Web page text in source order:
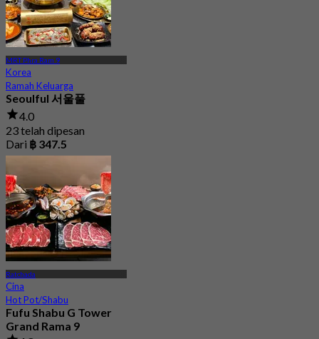
MRT Phra Ram 9
Korea
Ramah Keluarga
Seoulful 서울풀
4.0
23 telah dipesan
Dari ฿ 347.5
Ratchada
Cina
Hot Pot/Shabu
Fufu Shabu G Tower
Grand Rama 9